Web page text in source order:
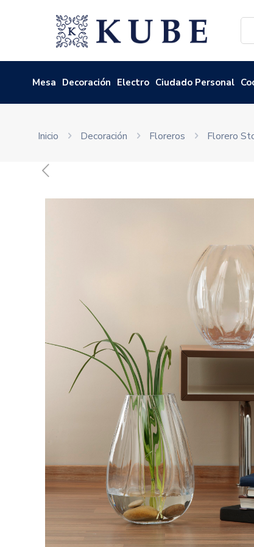
Mesa Decoración Electro Ciudado Personal
Inicio Decoración Floreros Florero